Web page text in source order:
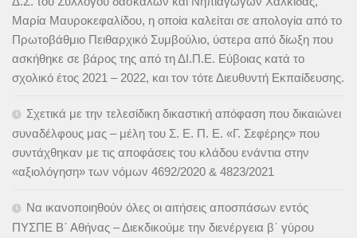
Μαρία Μαυροκεφαλίδου, η οποία καλείται σε απολογία από το
Πρωτοβάθμιο Πειθαρχικό Συμβούλιο, ύστερα από δίωξη που
ασκήθηκε σε βάρος της από τη ΔΙ.Π.Ε. Εύβοιας κατά το
σχολικό έτος 2021 – 2022, και τον τότε Διευθυντή Εκπαίδευσης.
Σχετικά με την τελεσίδικη δικαστική απόφαση που δικαιώνει
συναδέλφους μας – μέλη του Σ. Ε. Π. Ε. «Γ. Σεφέρης» που
συντάχθηκαν με τις αποφάσεις του κλάδου ενάντια στην
«αξιολόγηση» των νόμων 4692/2020 & 4823/2021
Να ικανοποιηθούν όλες οι αιτήσεις αποσπάσων εντός
ΠΥΣΠΕ Β΄ Αθήνας – Διεκδικούμε την διενέργεια β΄ γύρου